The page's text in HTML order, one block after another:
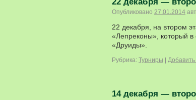
Опубликовано 27.01.2014
22 декабря, на втором
«Лепреконы», который
«Друиды».
Рубрика: Турниры
14 декабря —